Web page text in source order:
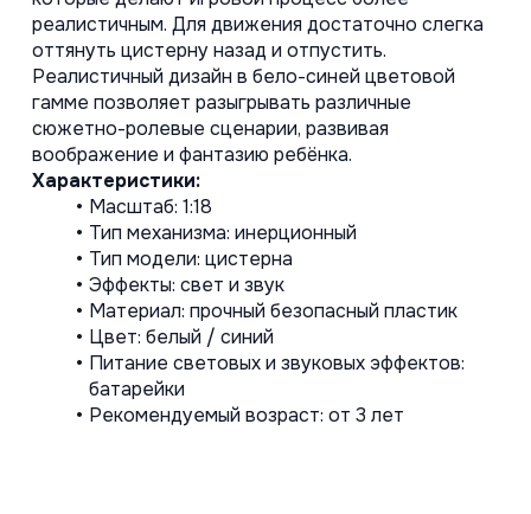
реалистичным. Для движения достаточно слегка
оттянуть цистерну назад и отпустить.
Реалистичный дизайн в бело-синей цветовой
гамме позволяет разыгрывать различные
сюжетно-ролевые сценарии, развивая
воображение и фантазию ребёнка.
Характеристики:
Масштаб: 1:18
Тип механизма: инерционный
Тип модели: цистерна
Эффекты: свет и звук
Материал: прочный безопасный пластик
Цвет: белый / синий
Питание световых и звуковых эффектов:
батарейки
Рекомендуемый возраст: от 3 лет